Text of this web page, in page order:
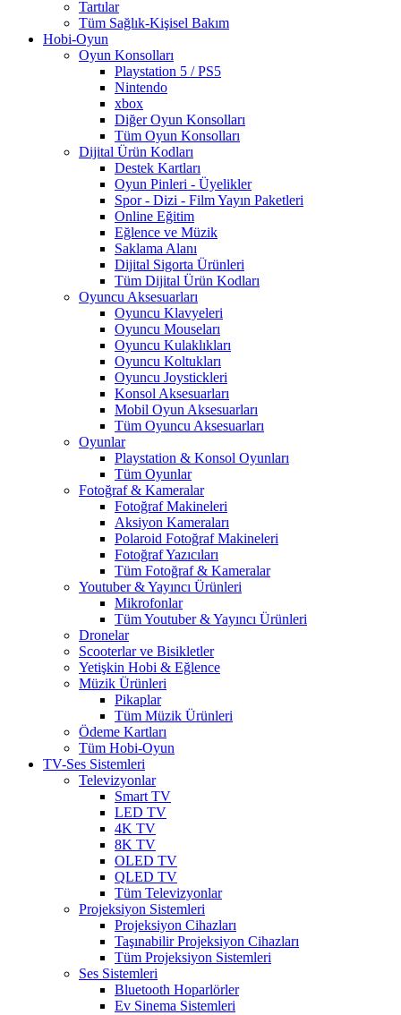
Tartılar
Tüm Sağlık-Kişisel Bakım
Hobi-Oyun
Oyun Konsolları
Playstation 5 / PS5
Nintendo
xbox
Diğer Oyun Konsolları
Tüm Oyun Konsolları
Dijital Ürün Kodları
Destek Kartları
Oyun Pinleri - Üyelikler
Spor - Dizi - Film Yayın Paketleri
Online Eğitim
Eğlence ve Müzik
Saklama Alanı
Dijital Sigorta Ürünleri
Tüm Dijital Ürün Kodları
Oyuncu Aksesuarları
Oyuncu Klavyeleri
Oyuncu Mouseları
Oyuncu Kulaklıkları
Oyuncu Koltukları
Oyuncu Joystickleri
Konsol Aksesuarları
Mobil Oyun Aksesuarları
Tüm Oyuncu Aksesuarları
Oyunlar
Playstation & Konsol Oyunları
Tüm Oyunlar
Fotoğraf & Kameralar
Fotoğraf Makineleri
Aksiyon Kameraları
Polaroid Fotoğraf Makineleri
Fotoğraf Yazıcıları
Tüm Fotoğraf & Kameralar
Youtuber & Yayıncı Ürünleri
Mikrofonlar
Tüm Youtuber & Yayıncı Ürünleri
Dronelar
Scooterlar ve Bisikletler
Yetişkin Hobi & Eğlence
Müzik Ürünleri
Pikaplar
Tüm Müzik Ürünleri
Ödeme Kartları
Tüm Hobi-Oyun
TV-Ses Sistemleri
Televizyonlar
Smart TV
LED TV
4K TV
8K TV
OLED TV
QLED TV
Tüm Televizyonlar
Projeksiyon Sistemleri
Projeksiyon Cihazları
Taşınabilir Projeksiyon Cihazları
Tüm Projeksiyon Sistemleri
Ses Sistemleri
Bluetooth Hoparlörler
Ev Sinema Sistemleri